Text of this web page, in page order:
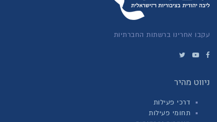
עקבו אחרינו ברשתות החברתיות
ניווט מהיר
דרכי פעילות
תחומי פעילות